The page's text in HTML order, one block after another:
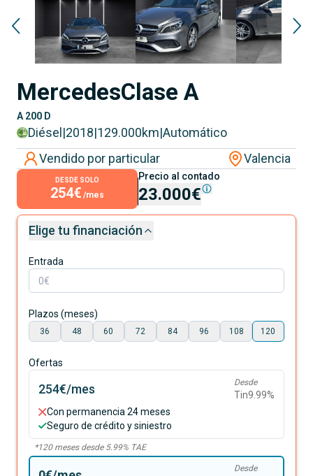
MercedesClase A
A 200 D
Diésel |2018|129.000km|Automático
Vendido por particular
Valencia
DESDE SOLO
254€ /mes
Precio al contado
23.000€
Elige tu financiación
Entrada
Plazos (meses)
36 48 60 72 84 96 108 120
Ofertas
254€/mes Desde
Tin9.99%
Con permanencia 24 meses
Seguro de crédito y siniestro
*120meses desde 5.99% TAE
Desde